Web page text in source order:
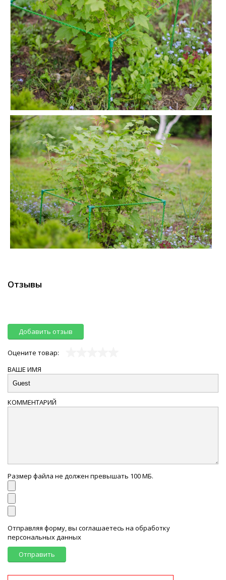
Отзывы
Добавить отзыв
Оцените товар:
ВАШЕ ИМЯ
КОММЕНТАРИЙ
Размер файла не должен превышать 100 МБ.
Отправляя форму, вы соглашаетесь на обработку
персональных данных
Отправить